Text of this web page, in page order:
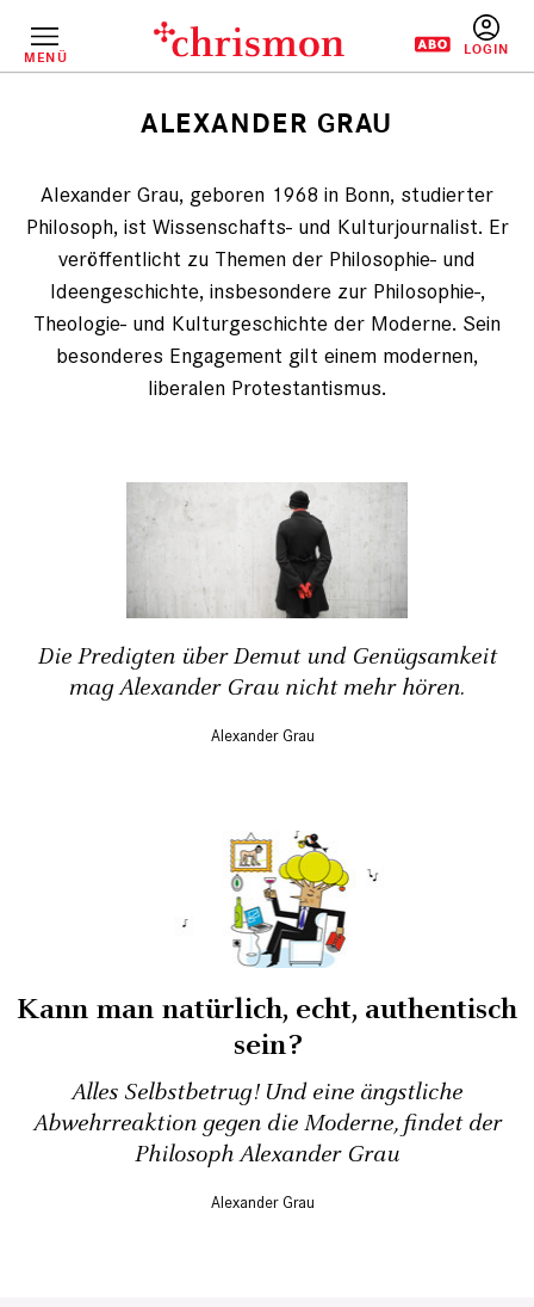
InhaltMENÜ
Pfadnavigation
ALEXANDER GRAU
Alexander Grau, geboren 1968 in Bonn, studierter
Philosoph, ist Wissenschafts- und Kulturjournalist. Er
veröffentlicht zu Themen der Philosophie- und
Ideengeschichte, insbesondere zur Philosophie-,
Theologie- und Kulturgeschichte der Moderne. Sein
besonderes Engagement gilt einem modernen,
liberalen Protestantismus.
Die Predigten über Demut und Genügsamkeit
mag Alexander Grau nicht mehr hören.
Alexander Grau
Kann man natürlich, echt, authentisch
sein?
Alles Selbstbetrug! Und eine ängstliche
Abwehrreaktion gegen die Moderne, findet der
Philosoph Alexander Grau
Alexander Grau